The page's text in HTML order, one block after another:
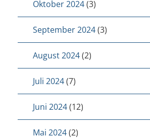
Oktober 2024(3)
September 2024(3)
August 2024(2)
Juli 2024(7)
Juni 2024(12)
Mai 2024(2)